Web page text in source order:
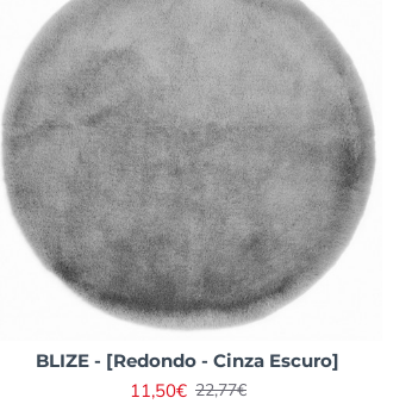
BLIZE - [Redondo - Cinza Escuro]
11,50€ 22,77€